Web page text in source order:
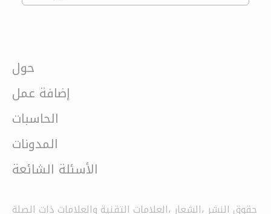
حول
إضافة عمل
الحاسبات
المدونات
الأسئلة الشائعة
حقوق النشر ،الشعار ،العلامات التقنية والعلامات ذات الصلة